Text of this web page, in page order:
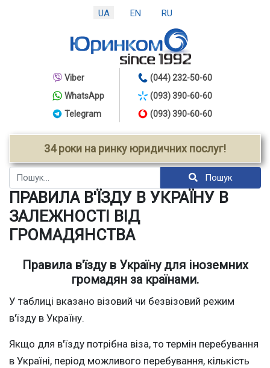
UA EN RU
Viber
WhatsApp
Telegram
(044) 232-50-60
(093) 390-60-60
(093) 390-60-60
34 роки на ринку юридичних послуг!
Пошук Пошук
ПРАВИЛА В'ЇЗДУ В УКРАЇНУ В
ЗАЛЕЖНОСТІ ВІД
ГРОМАДЯНСТВА
Правила в'їзду в Україну для іноземних
громадян за країнами.
У таблиці вказано візовий чи безвізовий режим
в'їзду в Україну.
Якщо для в'їзду потрібна віза, то термін перебування
в Україні, період можливого перебування, кількість